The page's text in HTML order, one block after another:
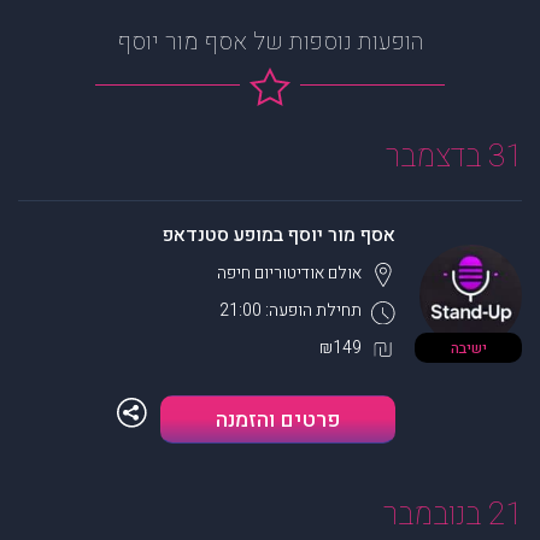
הופעות נוספות של אסף מור יוסף
31 בדצמבר
ישיבה
אסף מור יוסף במופע סטנדאפ
תחילת הופעה: 21:00
אולם אודיטוריום חיפה
₪149
פרטים והזמנה
21 בנובמבר